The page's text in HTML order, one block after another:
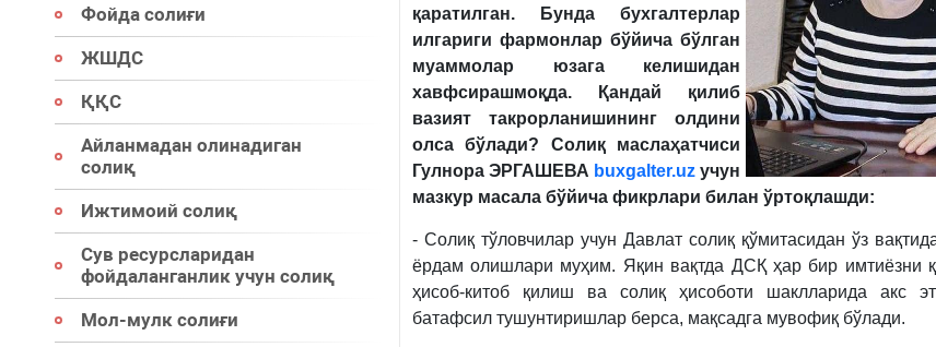
Фойда солиғи
ЖШДС
ҚҚС
Айланмадан олинадиган
солиқ
Ижтимоий солиқ
Сув ресурсларидан
фойдаланганлик учун солиқ
Мол-мулк солиғи
қаратилган. Бунда бухгалтерлар
илгариги фармонлар бўйича бўлган
муаммолар юзага келишидан
хавфсирашмоқда. Қандай қилиб
вазият такрорланишининг олдини
олса бўлади? Солиқ маслаҳатчиси
Гулнора ЭРГАШЕВА buxgalter.uz учун
мазкур масала бўйича фикрлари билан ўртоқлашди:
- Солиқ тўловчилар учун Давлат солиқ қўмитасидан ўз
ёрдам олишлари муҳим. Яқин вақтда ДСҚ ҳар бир имтиёзни
ҳисоб-китоб қилиш ва солиқ ҳисоботи шаклларида акс
батафсил тушунтиришлар берса, мақсадга мувофиқ бўлади.